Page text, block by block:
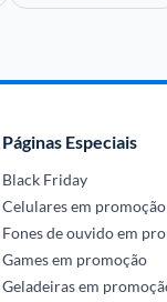
Páginas Especiais
Black Friday
Celulares em promoção
Fones de ouvido em
Games em promoção
Geladeiras em